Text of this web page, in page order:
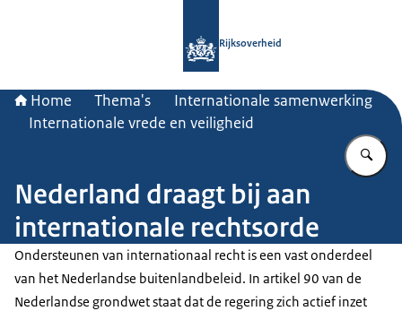
Rijksoverheid
Home Thema's
Internationale samenwerking
Internationale vrede en veiligheid
Nederland draagt bij aan
internationale rechtsorde
Ondersteunen van internationaal recht is een vast onderdeel
van het Nederlandse buitenlandbeleid. In artikel 90 van de
Nederlandse grondwet staat dat de regering zich actief inzet